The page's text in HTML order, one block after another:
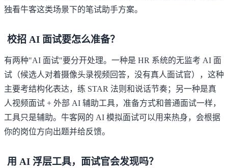
独看牛客这类场景下的笔试助手方案。
校招 AI 面试要怎么准备？
有两种"AI 面试"要分开处理。一种是 HR 系统的无监考 AI 面
试（候选人对着摄像头录视频回答，没有真人面试官），这种
主要考结构化表达，练 STAR 法则和说话节奏；另一种是真
人视频面试 + 外部 AI 辅助工具，准备方式和普通面试一样，
工具只是辅助。 牛客网的 AI 模拟面试可以用来热身，会根据
你的岗位方向出题并给反馈。
用 AI 浮层工具，面试官会发现吗？